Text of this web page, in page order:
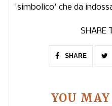
'simbolico' che da
SHARE
SHARE
YOU